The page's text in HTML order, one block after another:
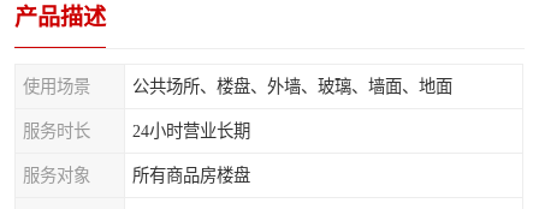
产品描述
使用场景 公共场所、楼盘、外墙、玻璃、墙面、地面
服务时长 24小时营业长期
服务对象 所有商品房楼盘